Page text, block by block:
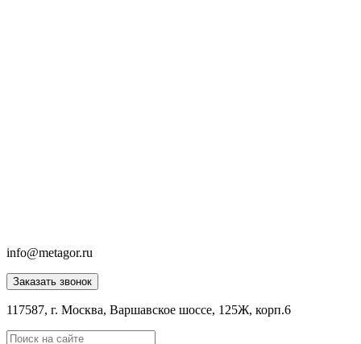
info@metagor.ru
Заказать звонок
117587, г. Москва, Варшавское шоссе, 125Ж, корп.6